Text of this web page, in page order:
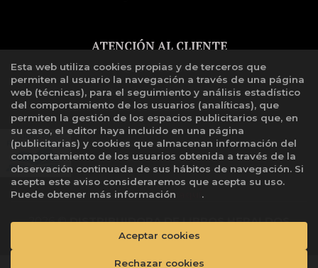
ATENCIÓN AL CLIENTE
Quiénes somos
Libro de reclamaciones
2026 ©DISTRIBUIDORA DE LIBROS HERALDOS
. Todos los Derechos Reservados |
Esta web utiliza cookies propias y de terceros que
permiten al usuario la navegación a través de una página
web (técnicas), para el seguimiento y análisis estadístico
del comportamiento de los usuarios (analíticas), que
permiten la gestión de los espacios publicitarios que, en
su caso, el editor haya incluido en una página
(publicitarias) y cookies que almacenan información del
comportamiento de los usuarios obtenida a través de la
observación continuada de sus hábitos de navegación. Si
acepta este aviso consideraremos que acepta su uso.
Puede obtener más información
.
Rechazar cookies
Aceptar cookies